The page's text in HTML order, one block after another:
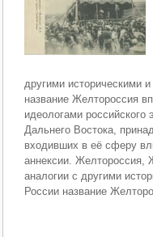
другими историческими
название Желтороссия
идеологами российского
Дальнего Востока,
входивших в её сферу
аннексии.
аналогии c другими
России название